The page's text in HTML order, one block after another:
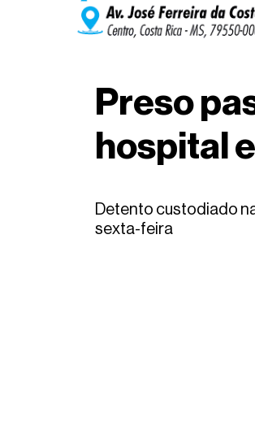
Preso
hospital
Detento custodiado
sexta-feira